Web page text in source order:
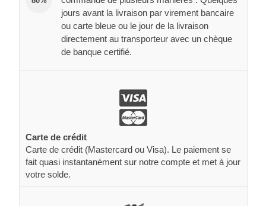
jours avant la livraison par virement bancaire
ou carte bleue ou le jour de la livraison
directement au transporteur avec un chèque
de banque certifié.
Carte de crédit
Carte de crédit (Mastercard ou Visa). Le paiement se
fait quasi instantanément sur notre compte et met à jour
votre solde.